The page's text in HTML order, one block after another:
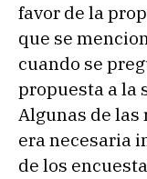
favor de la
que se
cuando se
propuesta a la
Algunas de
era necesaria
de los